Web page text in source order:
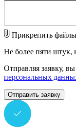
Прикрепить файлы
Не более пяти
Отправляя заявку,
персональных
Отправить заявку